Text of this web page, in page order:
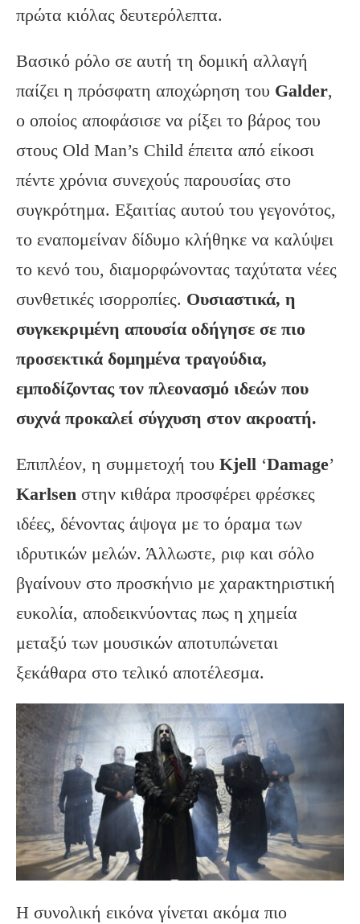
πρώτα κιόλας δευτερόλεπτα.
Βασικό ρόλο σε αυτή τη δομική αλλαγή
παίζει η πρόσφατη αποχώρηση του Galder,
ο οποίος αποφάσισε να ρίξει το βάρος του
στους Old Man’s Child έπειτα από είκοσι
πέντε χρόνια συνεχούς παρουσίας στο
συγκρότημα. Εξαιτίας αυτού του γεγονότος,
το εναπομείναν δίδυμο κλήθηκε να καλύψει
το κενό του, διαμορφώνοντας ταχύτατα νέες
συνθετικές ισορροπίες. Ουσιαστικά, η
συγκεκριμένη απουσία οδήγησε σε πιο
προσεκτικά δομημένα τραγούδια,
εμποδίζοντας τον πλεονασμό ιδεών που
συχνά προκαλεί σύγχυση στον ακροατή.
Επιπλέον, η συμμετοχή του Kjell ‘Damage’
Karlsen στην κιθάρα προσφέρει φρέσκες
ιδέες, δένοντας άψογα με το όραμα των
ιδρυτικών μελών. Άλλωστε, ριφ και σόλο
βγαίνουν στο προσκήνιο με χαρακτηριστική
ευκολία, αποδεικνύοντας πως η χημεία
μεταξύ των μουσικών αποτυπώνεται
ξεκάθαρα στο τελικό αποτέλεσμα.
Η συνολική εικόνα γίνεται ακόμα πιο